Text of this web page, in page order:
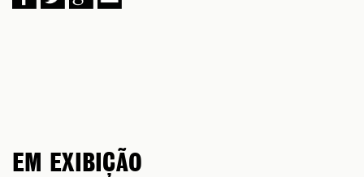
EM EXIBIÇÃO